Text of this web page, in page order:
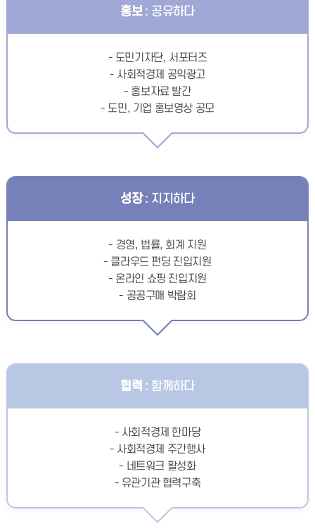
홍보: 공유하다
- 도민기자단, 서포터즈
- 사회적경제 공익광고
- 홍보자료 발간
- 도민, 기업 홍보영상 공모
성장: 지지하다
- 경영, 법률, 회계 지원
- 클라우드 펀딩 진입지원
- 온라인 쇼핑 진입지원
- 공공구매 박람회
협력 : 함께하다
- 사회적경제 한마당
- 사회적경제 주간행사
- 네트워크 활성화
- 유관기관 협력구축